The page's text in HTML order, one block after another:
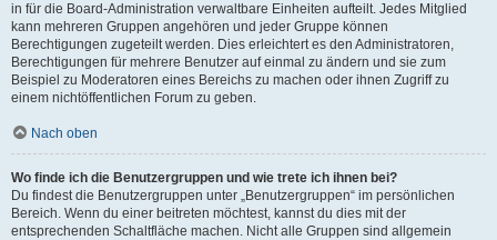
in für die Board-Administration verwaltbare Einheiten aufteilt. Jedes Mitglied
kann mehreren Gruppen angehören und jeder Gruppe können
Berechtigungen zugeteilt werden. Dies erleichtert es den Administratoren,
Berechtigungen für mehrere Benutzer auf einmal zu ändern und sie zum
Beispiel zu Moderatoren eines Bereichs zu machen oder ihnen Zugriff zu
einem nichtöffentlichen Forum zu geben.
Nach oben
Wo finde ich die Benutzergruppen und wie trete ich ihnen bei?
Du findest die Benutzergruppen unter „Benutzergruppen“ im persönlichen
Bereich. Wenn du einer beitreten möchtest, kannst du dies mit der
entsprechenden Schaltfläche machen. Nicht alle Gruppen sind allgemein